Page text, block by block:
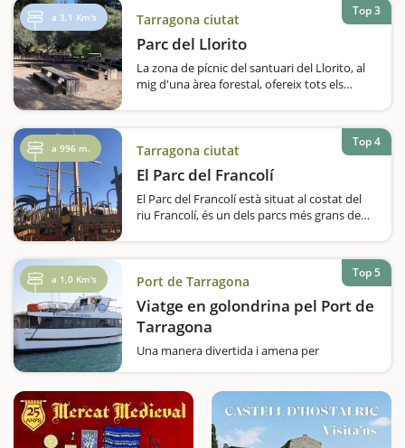
d’animals durant la qual…
a 3,1 Km's Tarragona ciutat
Parc del Llorito
La zona de pícnic del santuari del Llorito, al
mig d'una àrea forestal, ofereix tots els
pícnic a Tarragona és el Parc del Llorito, al
costat del santuari,…
Top 3
a 996 m. Tarragona ciutat
El Parc del Francolí
El Parc del Francolí està situat al costat del
riu Francolí, és un dels parcs més grans de
del temps lliure sense gens de pressa. Agafeu
aire i gaudiu d'aquest…
Top 4
a 1,0 Km's Port de Tarragona
Viatge en golondrina pel Port de
Tarragona
Una manera divertida i amena per
acostuma a ser divertit i als nens els
agradarà. L’excursió marítima comença amb
la rebuda, per…
Top 5